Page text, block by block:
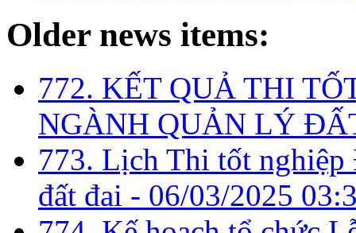
Older news items:
772. KẾT QUẢ THI
NGÀNH QUẢN LÝ
773. Lịch Thi tốt
đất đai - 06/03/2025